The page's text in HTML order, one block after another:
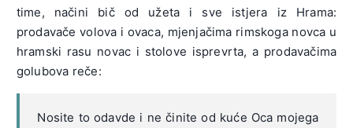
time, načini bič od užeta i sve istjera iz Hrama:
prodavače volova i ovaca, mjenjačima rimskoga novca u
hramski rasu novac i stolove isprevrta, a prodavačima
golubova reče:
Nosite to odavde i ne činite od kuće Oca mojega